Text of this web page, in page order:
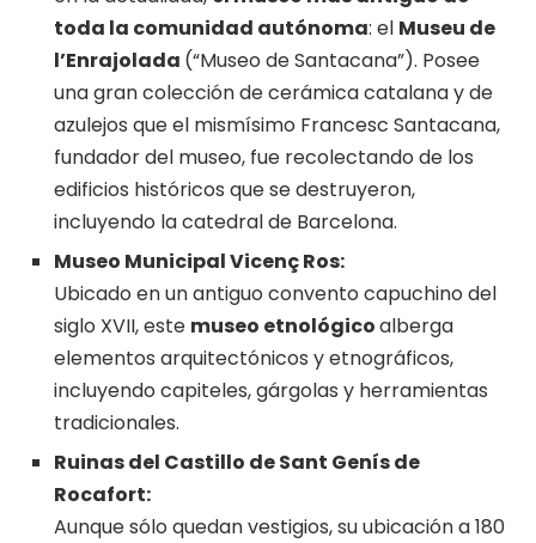
toda la comunidad autónoma: el Museu de
l’Enrajolada (“Museo de Santacana”). Posee
una gran colección de cerámica catalana y de
azulejos que el mismísimo Francesc Santacana,
fundador del museo, fue recolectando de los
edificios históricos que se destruyeron,
incluyendo la catedral de Barcelona.
Museo Municipal Vicenç Ros:
Ubicado en un antiguo convento capuchino del
siglo XVII, este museo etnológicoalberga
elementos arquitectónicos y etnográficos,
incluyendo capiteles, gárgolas y herramientas
tradicionales.
Ruinas del Castillo de Sant Genís de
Rocafort:
Aunque sólo quedan vestigios, su ubicación a 180